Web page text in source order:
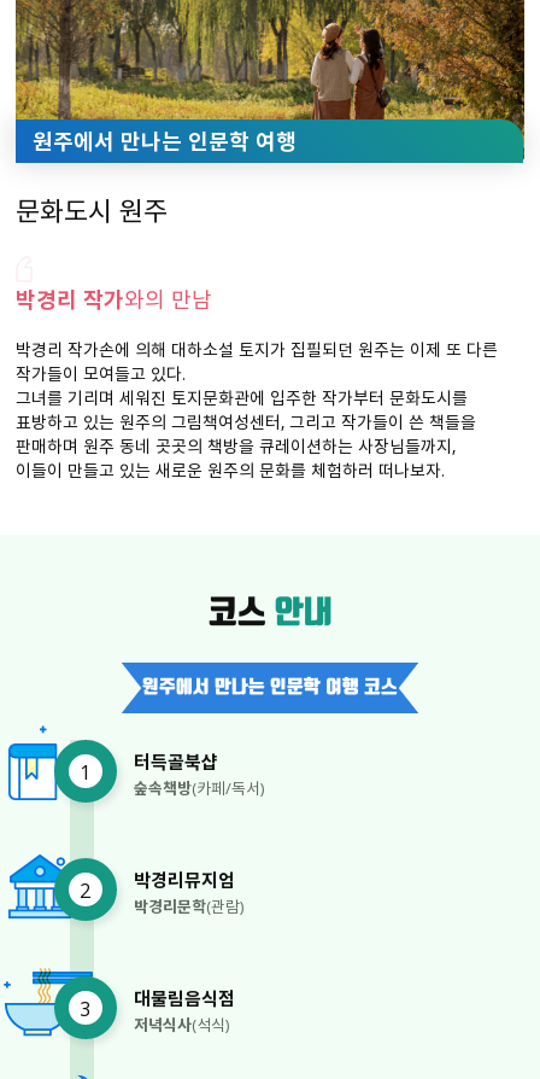
원주에서 만나는 인문학 여행
문화도시 원주
박경리 작가와의 만남
박경리 작가손에 의해 대하소설 토지가 집필되던 원주는 이제 또 다른
작가들이 모여들고 있다.
그녀를 기리며 세워진 토지문화관에 입주한 작가부터 문화도시를
표방하고 있는 원주의 그림책여성센터, 그리고 작가들이 쓴 책들을
판매하며 원주 동네 곳곳의 책방을 큐레이션하는 사장님들까지,
이들이 만들고 있는 새로운 원주의 문화를 체험하러 떠나보자.
코스 안내
원주에서 만나는 인문학 여행 코스
1 터득골북샵
숲속책방(카페/독서)
2 박경리뮤지엄
박경리문학(관람)
3 대물림음식점
저녁식사(석식)